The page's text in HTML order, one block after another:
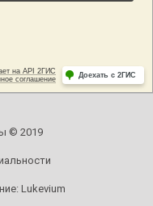
© 2019
Lukevium